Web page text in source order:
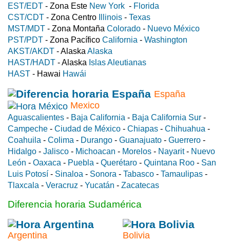
EST/EDT - Zona Este New York - Florida
CST/CDT - Zona Centro Illinois - Texas
MST/MDT - Zona Montaña Colorado - Nuevo México
PST/PDT - Zona Pacífico California - Washington
AKST/AKDT - Alaska Alaska
HAST/HADT - Alaska Islas Aleutianas
HAST - Hawai Hawái
España
Mexico
Aguascalientes - Baja California - Baja California Sur -
Campeche - Ciudad de México - Chiapas - Chihuahua -
Coahuila - Colima - Durango - Guanajuato - Guerrero -
Hidalgo - Jalisco - Michoacan - Morelos - Nayarit- Nuevo
León - Oaxaca - Puebla - Querétaro - Quintana Roo - San
Luis Potosí - Sinaloa - Sonora - Tabasco - Tamaulipas -
Tlaxcala - Veracruz - Yucatán - Zacatecas
Diferencia horaria Sudamérica
Argentina Bolivia